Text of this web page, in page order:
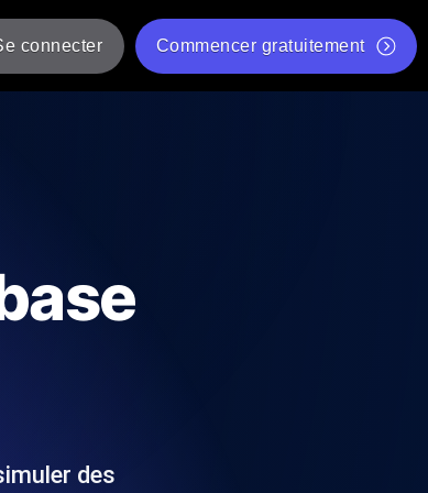
depuis 25+
vos utilisateurs.
de statut d'API
connecter Commencer gratuitement
des